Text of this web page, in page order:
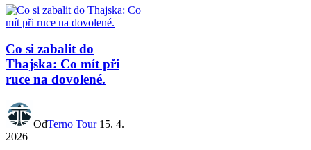
Co si zabalit do
Thajska: Co mít při
ruce na dovolené.
OdTerno Tour 15. 4.
2026